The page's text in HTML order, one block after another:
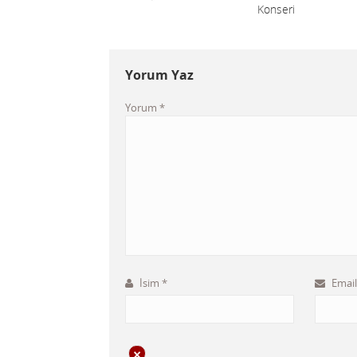
Konseri
Yorum Yaz
Yorum *
İsim * Email